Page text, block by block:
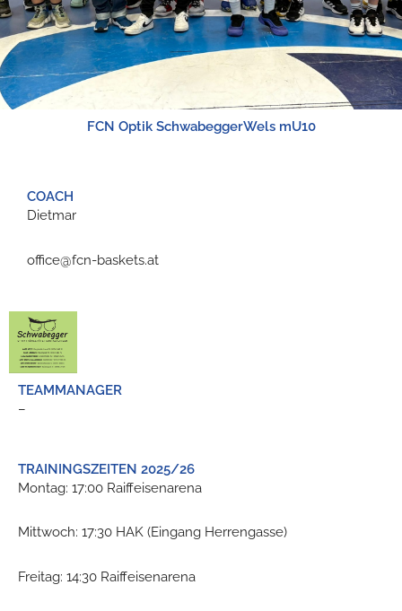
FCN Optik SchwabeggerWels mU10
COACH
Dietmar
office@fcn-baskets.at
TEAMMANAGER
–
TRAININGSZEITEN 2025/26
Montag: 17:00 Raiffeisenarena
Mittwoch: 17:30 HAK (Eingang Herrengasse)
Freitag: 14:30 Raiffeisenarena